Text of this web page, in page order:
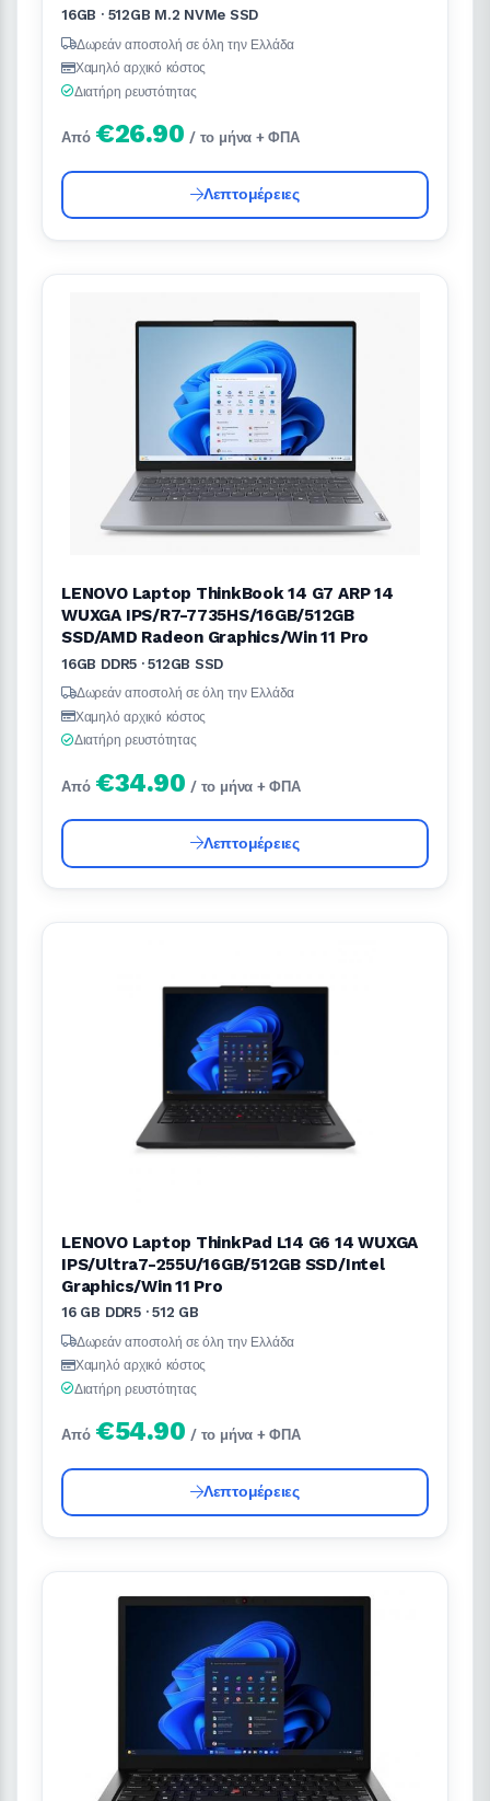
16GB · 512GB M.2 NVMe SSD
Δωρεάν αποστολή σε όλη την Ελλάδα
Χαμηλό αρχικό κόστος
Διατήρη ρευστότητας
Από €26.90 / το μήνα + ΦΠΑ
Λεπτομέρειες
LENOVO Laptop ThinkBook 14 G7 ARP 14
WUXGA IPS/R7-7735HS/16GB/512GB
SSD/AMD Radeon Graphics/Win 11 Pro
16GB DDR5 · 512GB SSD
Δωρεάν αποστολή σε όλη την Ελλάδα
Χαμηλό αρχικό κόστος
Διατήρη ρευστότητας
Από €34.90 / το μήνα + ΦΠΑ
Λεπτομέρειες
LENOVO Laptop ThinkPad L14 G6 14 WUXGA
IPS/Ultra7-255U/16GB/512GB SSD/Intel
Graphics/Win 11 Pro
16 GB DDR5 · 512 GB
Δωρεάν αποστολή σε όλη την Ελλάδα
Χαμηλό αρχικό κόστος
Διατήρη ρευστότητας
Από €54.90 / το μήνα + ΦΠΑ
Λεπτομέρειες